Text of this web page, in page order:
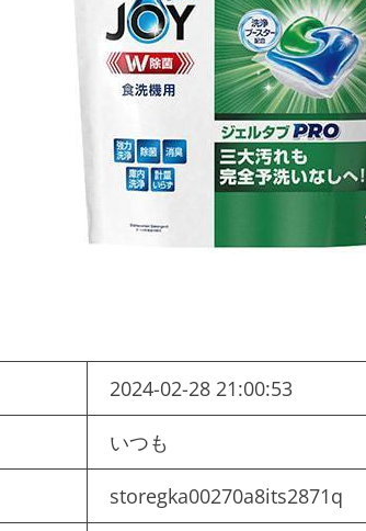
2024-02-28 21:00:53
いつも
storegka00270a8its2871q